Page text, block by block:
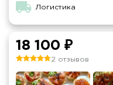
Логистика
18 100 ₽
2 отзывов